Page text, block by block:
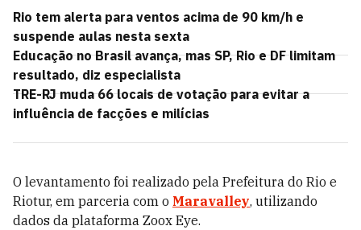
Rio tem alerta para ventos acima de 90 km/h e
suspende aulas nesta sexta
Educação no Brasil avança, mas SP, Rio e DF limitam
resultado, diz especialista
TRE-RJ muda 66 locais de votação para evitar a
influência de facções e milícias
O levantamento foi realizado pela Prefeitura do Rio e
Riotur, em parceria com o Maravalley, utilizando
dados da plataforma Zoox Eye.